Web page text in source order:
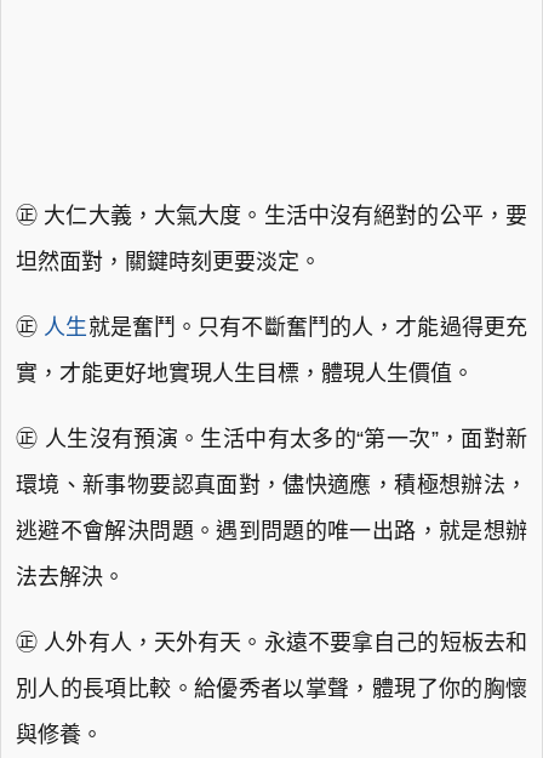
㊣ 大仁大義，大氣大度。生活中沒有絕對的公平，要
坦然面對，關鍵時刻更要淡定。
㊣ 人生就是奮鬥。只有不斷奮鬥的人，才能過得更充
實，才能更好地實現人生目標，體現人生價值。
㊣ 人生沒有預演。生活中有太多的“第一次”，面對新
環境、新事物要認真面對，儘快適應，積極想辦法，
逃避不會解決問題。遇到問題的唯一出路，就是想辦
法去解決。
㊣ 人外有人，天外有天。永遠不要拿自己的短板去和
別人的長項比較。給優秀者以掌聲，體現了你的胸懷
與修養。